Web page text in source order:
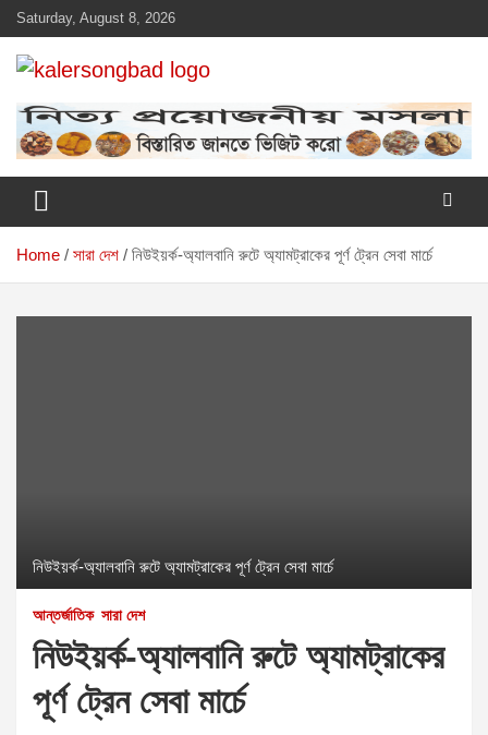
Skip
to
content
Saturday, August 8, 2026
কালের সংবাদ
Home সারা দেশ নিউইয়র্ক-অ্যালবানি রুটে অ্যামট্রাকের পূর্ণ ট্রেন সেবা মার্চে
নিউইয়র্ক-অ্যালবানি রুটে অ্যামট্রাকের পূর্ণ ট্রেন সেবা মার্চে
আন্তর্জাতিক সারা দেশ
নিউইয়র্ক-অ্যালবানি রুটে অ্যামট্রাকের
পূর্ণ ট্রেন সেবা মার্চে